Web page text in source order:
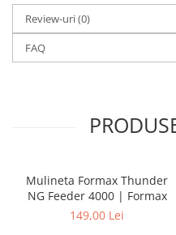
Review-uri(0)
FAQ
Mulineta Formax Thunder
NG Feeder 4000 | Formax
149,00 Lei